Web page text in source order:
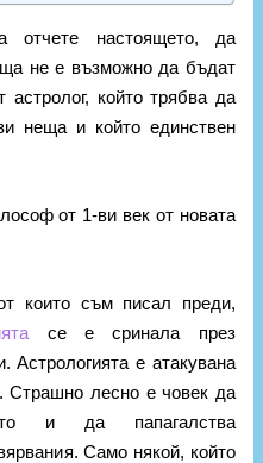
отчете настоящето, да
не е възможно да бъдат
който трябва да
неща и който единствен
от 1-ви век от новата
които съм писал преди,
се е сринала през
Астрологията е атакувана
Страшно лесно е човек да
и да папагалства
Само някой, който